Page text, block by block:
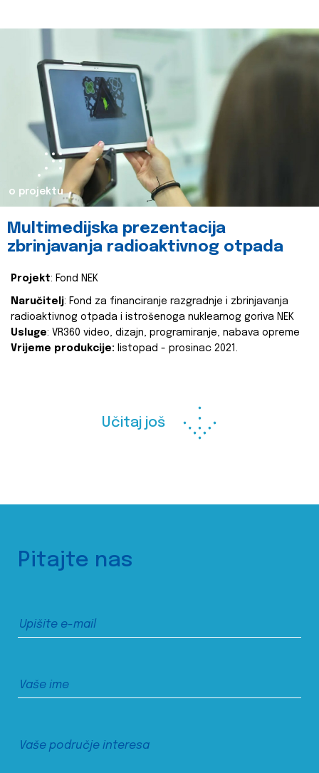
o projektu
Multimedijska prezentacija
zbrinjavanja radioaktivnog otpada
Projekt: Fond NEK
Naručitelj: Fond za financiranje razgradnje i zbrinjavanja
radioaktivnog otpada i istrošenoga nuklearnog goriva NEK
Usluge: VR360 video, dizajn, programiranje, nabava opreme
Vrijeme produkcije: listopad - prosinac 2021.
Učitaj još
Pitajte nas